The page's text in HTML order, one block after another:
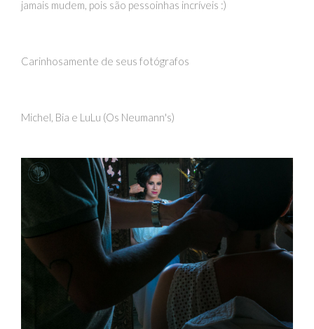
jamais mudem, pois são pessoinhas incríveis :)
Carinhosamente de seus fotógrafos
Michel, Bia e LuLu (Os Neumann's)